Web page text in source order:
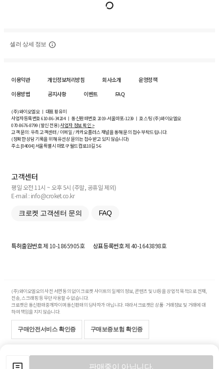
판매중이 아닙니다.
셀러 상세 정보
이용약관 개인정보처리방침 회사소개
운영정책
이용방법
공지사항 이벤트 FAQ
(주)와이오엘오 ㅣ 대표 황유미
사업자등록번호610-86-34204ㅣ 통신판매번호 2019-서울마포-1239 ㅣ 호스팅 (주)와이오엘오
070-8676-8799 (발신 전용)사업자 정보 확인 >
고객 문의: 우측 고객센터 / 이메일 / 카카오플러스 채널을 통해 문의 접수 부탁드립니다.
(정확한 상담 기록을 위해 유선상 문의는 접수받고 있지 않습니다)
주소 [04004] 서울특별시 마포구 월드컵로10길5-6
고객센터
평일 오전 11시 ~ 오후 5시 (주말, 공휴일 제외)
E-mail : info@croket.co.kr
크로켓 고객센터 문의 FAQ
특허출원번호제 10-1865905호 상표등록번호제 40-1643898호
(주)와이오엘오의 사전 서면 동의 없이 크로켓 사이트의 일체의 정보, 콘텐츠 및 UI등을 상업적 목적으로 전재,
전송, 스크래핑 등 무단 사용할 수 없습니다.
크로켓은 통신판매중개자이며 통신판매의 당사자가 아닙니다. 따라서 크로켓은 상품·거래정보 및 거래에 대
하여 책임을 지지 않습니다.
구매안전서비스 확인증 구매보증보험 확인증